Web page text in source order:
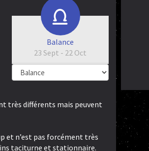
Balance
23 Sept - 22 Oct
très différents mais peuvent
et n’est pas forcément très
taciturne et stationnaire.